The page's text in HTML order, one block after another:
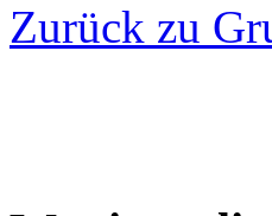
Zurück zu